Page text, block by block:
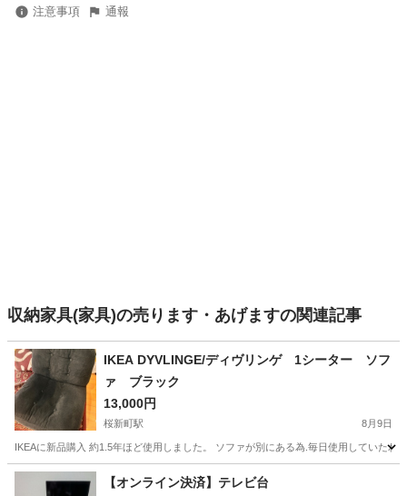
注意事項 通報
収納家具(家具)の売ります・あげますの関連記事
IKEA DYVLINGE/ディヴリンゲ 1シーター ソフ
ァ ブラック
13,000円
桜新町駅 8月9日
IKEAに新品購入 約1.5年ほど使用しました。 ソファが別にある為.毎日使用していた
東京 世田谷区 桜新町駅 ソファ
【オンライン決済】テレビ台